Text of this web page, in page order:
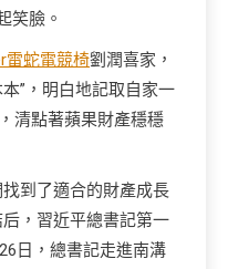
笑臉。
雷蛇電競椅劉潤喜家，
”，明白地記取自家一
清點著蘋果財產穩穩
到了適合的財產成長
，習近平總書記第一
日，總書記走進南溝